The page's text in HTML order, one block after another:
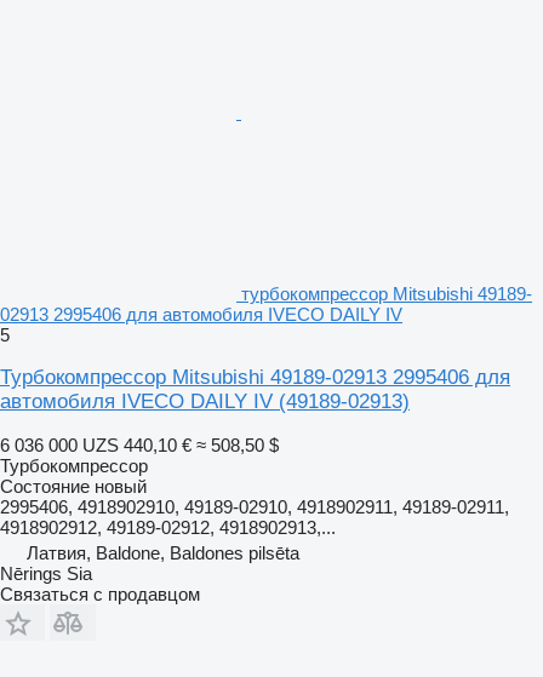
турбокомпрессор Mitsubishi 49189-
02913 2995406 для автомобиля IVECO DAILY IV
5
Турбокомпрессор Mitsubishi 49189-02913 2995406 для
автомобиля IVECO DAILY IV (49189-02913)
6 036 000 UZS 440,10 € ≈ 508,50 $
Турбокомпрессор
Состояние новый
2995406, 4918902910, 49189-02910, 4918902911, 49189-02911,
4918902912, 49189-02912, 4918902913,...
Латвия, Baldone, Baldones pilsēta
Nērings Sia
Связаться с продавцом